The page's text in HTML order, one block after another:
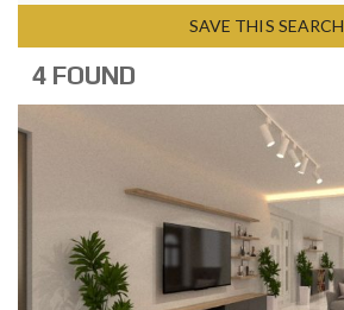
SAVE THIS SEARCH
4 FOUND